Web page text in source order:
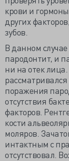
крови и
других
зубов.
В данном
пародонтит, и
ни на отек
поражения
отсутствия
факторов.
кости
моляров.
интактным с
отсутствовал.